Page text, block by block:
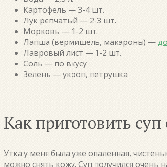
Картофель — 3-4 шт.
Лук репчатый — 2-3 шт.
Морковь — 1-2 шт.
Лапша (вермишель, макароны) —
Лавровый лист — 1-2 шт.
Соль — по вкусу
Зелень — укроп, петрушка
Как приготовить
Утка у меня была уже опаленная,
можно снять кожу. Суп получился очень